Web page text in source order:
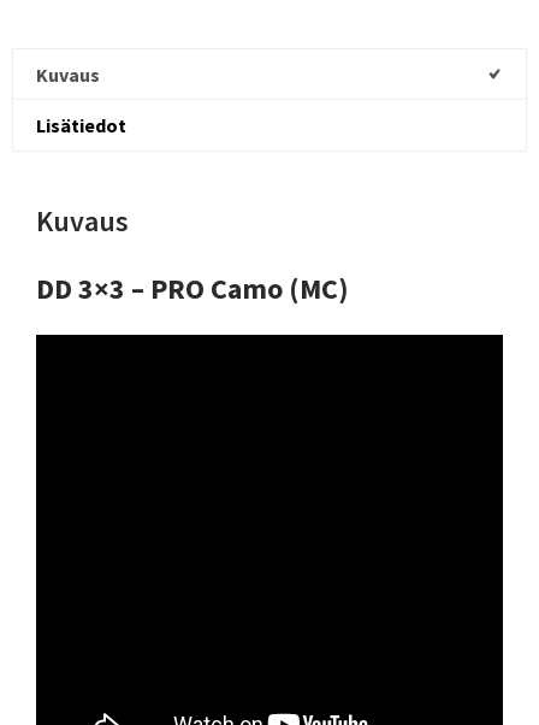
Kuvaus
Lisätiedot
Kuvaus
DD 3×3 – PRO Camo (MC)